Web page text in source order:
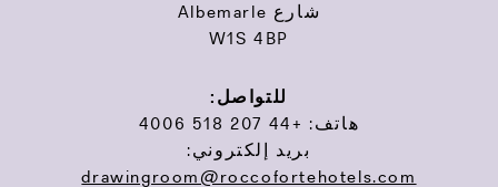
شارع Albemarle
W1S 4BP
للتواصل:
هاتف: +44 207 518 4006
بريد إلكتروني:
drawingroom@roccofortehotels.com